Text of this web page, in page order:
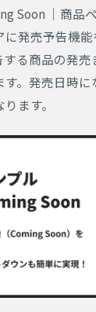
Soon ｜商品
に発売予告機
する商品の発
す。発売日時
ます。